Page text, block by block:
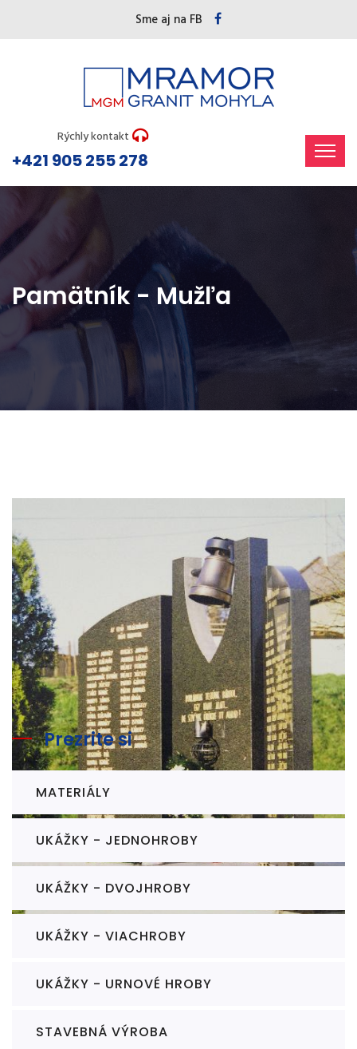
Sme aj na FB
Rýchly kontakt
+421 905 255 278
Pamätník - Mužľa
Pamätník - Mužľa
Prezrite si
MATERIÁLY
UKÁŽKY - JEDNOHROBY
UKÁŽKY - DVOJHROBY
UKÁŽKY - VIACHROBY
UKÁŽKY - URNOVÉ HROBY
STAVEBNÁ VÝROBA